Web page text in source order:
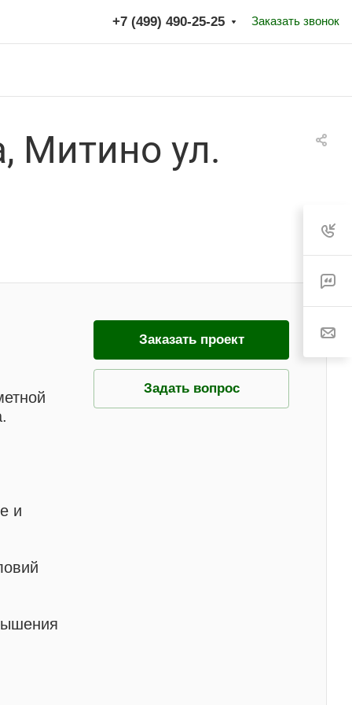
+7 (499) 490-25-25
Митино ул.
и
Заказать проект
Задать вопрос